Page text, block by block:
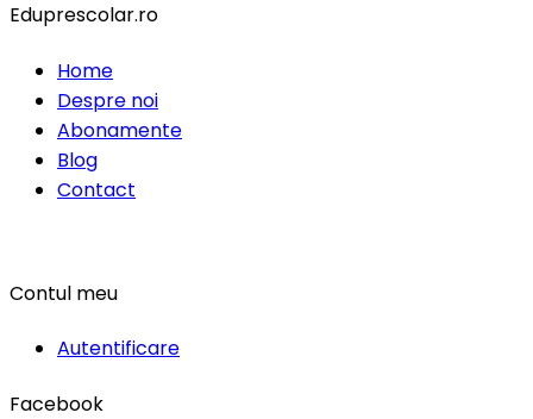
Eduprescolar.ro
Home
Despre noi
Abonamente
Blog
Contact
Contul meu
Autentificare
Facebook